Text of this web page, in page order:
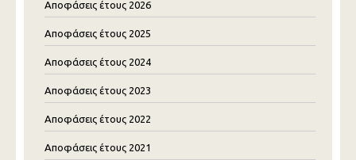
Αποφάσεις έτους 2026
Αποφάσεις έτους 2025
Αποφάσεις έτους 2024
Αποφάσεις έτους 2023
Αποφάσεις έτους 2022
Αποφάσεις έτους 2021